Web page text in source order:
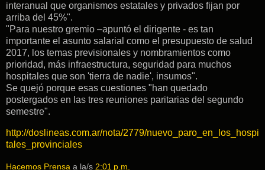
interanual que organismos estatales y privados fijan por
arriba del 45%".
"Para nuestro gremio –apuntó el dirigente - es tan
importante el asunto salarial como el presupuesto de salud
2017, los temas previsionales y nombramientos como
prioridad, más infraestructura, seguridad para muchos
hospitales que son 'tierra de nadie', insumos".
Se quejó porque esas cuestiones "han quedado
postergados en las tres reuniones paritarias del segundo
semestre".
http://doslineas.com.ar/nota/2779/nuevo_paro_en_los_hospi
tales_provinciales
Hacemos Prensa a la/s 2:01 p.m.